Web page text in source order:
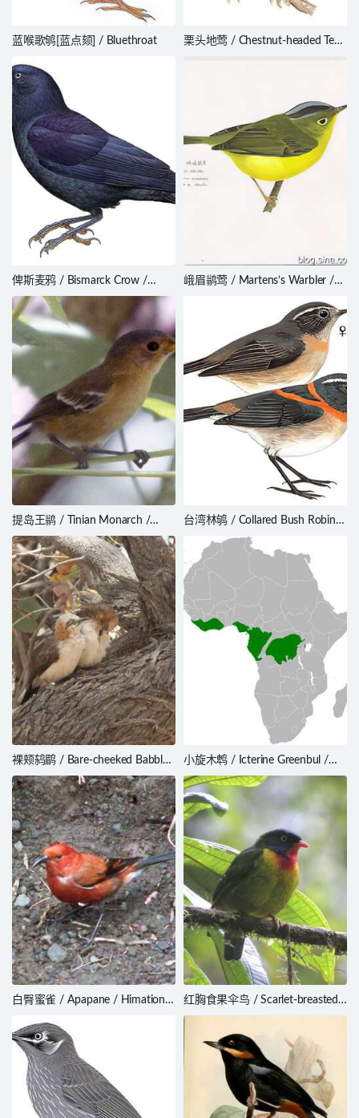
蓝喉歌鸲[蓝点颏] / Bluethroat
栗头地莺 / Chestnut-headed Tesia
俾斯麦鸦 / Bismarck Crow /
Corvus insularis
峨眉鹟莺 / Martens’s Warbler /
提岛王鹟 / Tinian Monarch /
Monarcha takatsukasae
台湾林鸲 / Collared Bush Robin /
Tarsiger johnstoniae
裸颊鸫鹛 / Bare-cheeked Babbler
/ Turdoides gymnogenys
小旋木鹎 / Icterine Greenbul /
Phyllastrephus icterinus
白臀蜜雀 / Apapane / Himatione
红胸食果伞鸟 / Scarlet-breasted
Fruiteater / Pipreola frontalis